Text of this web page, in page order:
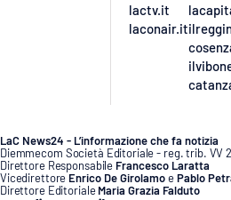
lactv.it
laconair.it
LaC News24 - L’informazione che fa notizia
Diemmecom Società Editoriale - reg. trib. VV
Direttore Responsabile Francesco Laratta
Vicedirettore Enrico De GirolamoePablo
Direttore Editoriale Maria Grazia Falduto